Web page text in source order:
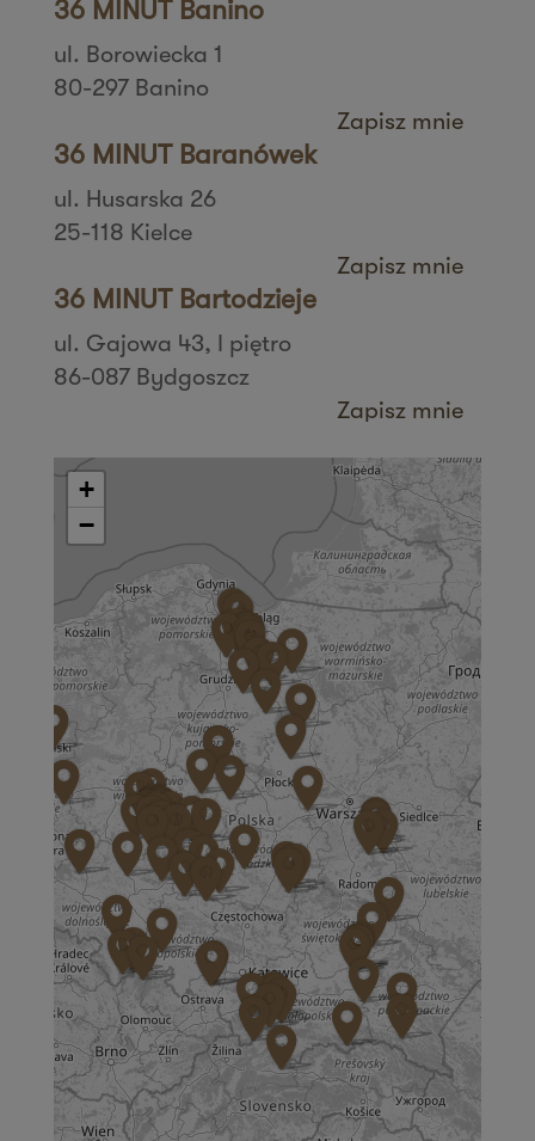
36 MINUT Banino
ul. Borowiecka 1
80-297 Banino
Zapisz mnie
36 MINUT Baranówek
ul. Husarska 26
25-118 Kielce
Zapisz mnie
36 MINUT Bartodzieje
ul. Gajowa 43, I piętro
86-087 Bydgoszcz
Zapisz mnie
ul. Zbigniewa Religi 4/6
15-797 Białystok
Zapisz mnie
36 MINUT Bielany
ul. Aspekt 79
01-904 Warszawa
Zapisz mnie
36 MINUT Bochnia
ul. Kazimierza Brodzińskiego 68
32-700 Bochnia
Zapisz mnie
36 MINUT Brodnica
ul. Długa 2
87-300 Brodnica
Zapisz mnie
36 MINUT Buk
ul. Dworcowa 63
64-320 Buk
Zapisz mnie
+
−